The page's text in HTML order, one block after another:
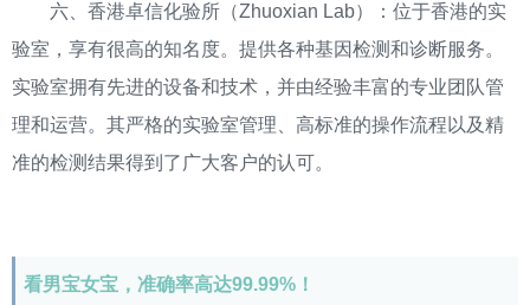
六、香港卓信化验所（Zhuoxian Lab）：位于香港的实
验室，享有很高的知名度。提供各种基因检测和诊断服务。
实验室拥有先进的设备和技术，并由经验丰富的专业团队管
理和运营。其严格的实验室管理、高标准的操作流程以及精
准的检测结果得到了广大客户的认可。
看男宝女宝，准确率高达99.99%！